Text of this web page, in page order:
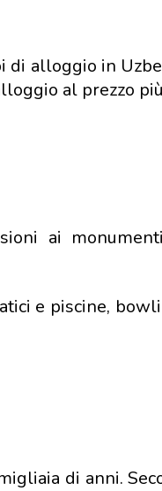
di alloggio in
al prezzo
ai
e piscine,
di anni.